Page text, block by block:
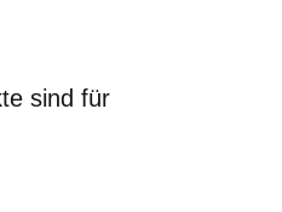
sind für